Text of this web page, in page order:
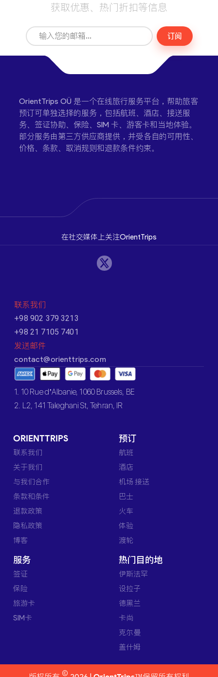
获取优惠、热门折扣等信息
订阅
OrientTrips OÜ 是一个在线旅行服务平台，帮助旅客
预订可单独选择的服务，包括航班、酒店、接送服
务、签证协助、保险、SIM 卡、游客卡和当地体验。
部分服务由第三方供应商提供，并受各自的可用性、
价格、条款、取消规则和退款条件约束。
在社交媒体上关注OrientTrips
联系我们
+98 902 379 3213
+98 21 7105 7401
发送邮件
contact@orienttrips.com
1. 10 Rue d’Albanie, 1060 Brussels, BE
2. L2, 141 Taleghani St, Tehran, IR
ORIENTTRIPS
联系我们
关于我们
与我们合作
条款和条件
退款政策
隐私政策
博客
预订
航班
酒店
机场 接送
巴士
火车
体验
渡轮
服务
签证
保险
旅游卡
SIM卡
热门目的地
伊斯法罕
设拉子
德黑兰
卡尚
克尔曼
盖什姆